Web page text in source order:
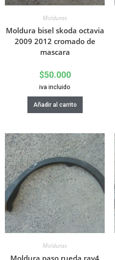
Molduras
Moldura bisel skoda octavia
2009 2012 cromado de
mascara
$50.000
iva incluido
Añadir al carrito
Molduras